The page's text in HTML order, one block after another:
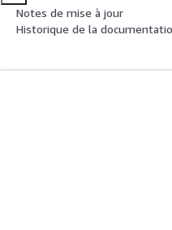
Notes de mise à jour
Historique de la